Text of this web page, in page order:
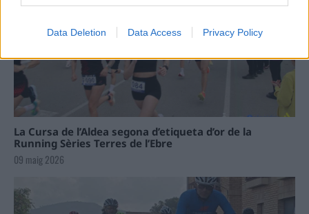
Data Deletion Data Access Privacy Policy
La Cursa de l’Aldea segona d’etiqueta d’or de la
Running Sèries Terres de l’Ebre
09 maig 2026